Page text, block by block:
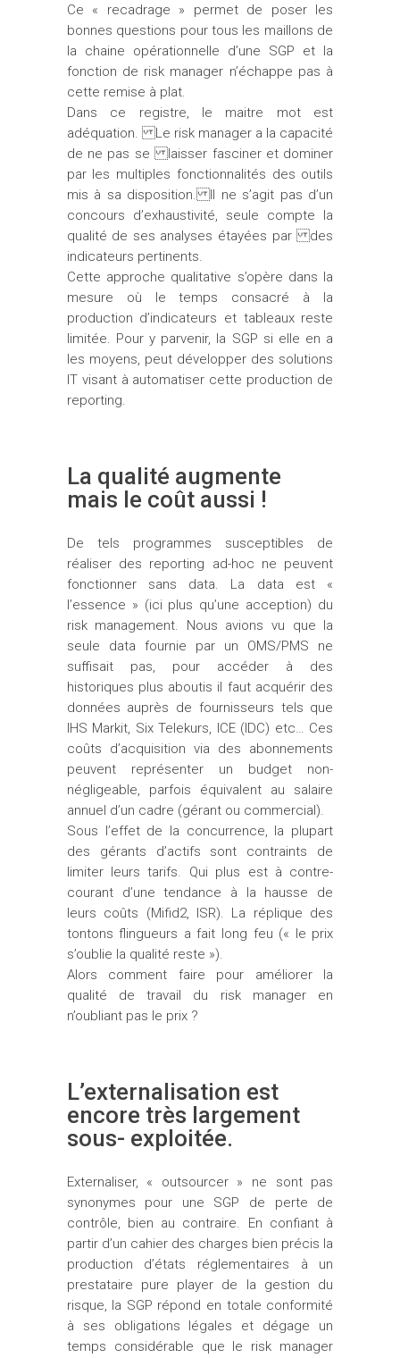
Ce « recadrage » permet de poser les
bonnes questions pour tous les maillons de
la chaine opérationnelle d’une SGP et la
fonction de risk manager n’échappe pas à
cette remise à plat.
Dans ce registre, le maitre mot est
adéquation. Le risk manager a la capacité
de ne pas se laisser fasciner et dominer
par les multiples fonctionnalités des outils
mis à sa disposition. Il ne s’agit pas d’un
concours d’exhaustivité, seule compte la
qualité de ses analyses étayées par des
indicateurs pertinents.
Cette approche qualitative s’opère dans la
mesure où le temps consacré à la
production d’indicateurs et tableaux reste
limitée. Pour y parvenir, la SGP si elle en a
les moyens, peut développer des solutions
IT visant à automatiser cette production de
reporting.
La qualité augmente
mais le coût aussi !
De tels programmes susceptibles de
réaliser des reporting ad-hoc ne peuvent
fonctionner sans data. La data est «
l’essence » (ici plus qu’une acception) du
risk management. Nous avions vu que la
seule data fournie par un OMS/PMS ne
suffisait pas, pour accéder à des
historiques plus aboutis il faut acquérir des
données auprès de fournisseurs tels que
IHS Markit, Six Telekurs, ICE (IDC) etc… Ces
coûts d’acquisition via des abonnements
peuvent représenter un budget non-
négligeable, parfois équivalent au salaire
annuel d’un cadre (gérant ou commercial).
Sous l’effet de la concurrence, la plupart
des gérants d’actifs sont contraints de
limiter leurs tarifs. Qui plus est à contre-
courant d’une tendance à la hausse de
leurs coûts (Mifid2, ISR). La réplique des
tontons flingueurs a fait long feu (« le prix
s’oublie la qualité reste »).
Alors comment faire pour améliorer la
qualité de travail du risk manager en
n’oubliant pas le prix ?
L’externalisation est
encore très largement
sous- exploitée.
Externaliser, « outsourcer » ne sont pas
synonymes pour une SGP de perte de
contrôle, bien au contraire. En confiant à
partir d’un cahier des charges bien précis la
production d’états réglementaires à un
prestataire pure player de la gestion du
risque, la SGP répond en totale conformité
à ses obligations légales et dégage un
temps considérable que le risk manager